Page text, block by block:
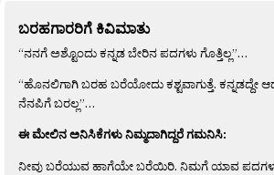
ಬರಹಗಾರರಿಗೆ ಕಿವಿಮಾತು
“ನನಗೆ ಅಶ್ಟೊಂದು ಕನ್ನಡ ಬೇರಿನ ಪದಗಳು ಗೊತ್ತಿಲ್ಲ”…
“ಹೊನಲಿಗಾಗಿ ಬರಹ ಬರೆಯೋದು ಕಶ್ಟವಾಗುತ್ತೆ. ಕನ್ನಡದ್ದೇ
ನೆನಪಿಗೆ ಬರಲ್ಲ”…
ಈ ಮೇಲಿನ ಅನಿಸಿಕೆಗಳು ನಿಮ್ಮದಾಗಿದ್ದರೆ ಗಮನಿಸಿ:
ನೀವು ಬರೆಯುವ ಹಾಗೆಯೇ ಬರೆಯಿರಿ. ನಿಮಗೆ ಯಾವ